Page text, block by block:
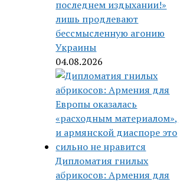
последнем издыхании!»
лишь продлевают
бессмысленную агонию
Украины
04.08.2026
Дипломатия гнилых
абрикосов: Армения для